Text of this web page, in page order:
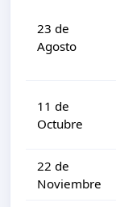
23 de
Agosto
11 de
Octubre
22 de
Noviembre